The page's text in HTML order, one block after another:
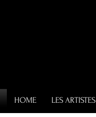
HOME LES ARTISTES